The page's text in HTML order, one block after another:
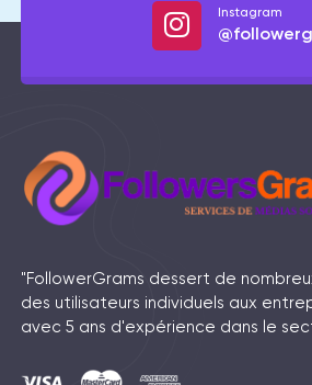
Instagram
"FollowerGrams dessert de
des utilisateurs individuels aux
avec 5 ans d'expérience dans le